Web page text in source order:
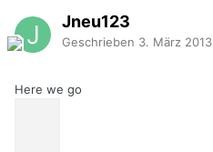
Jneu123
Geschrieben 3. März 2013
Here we go